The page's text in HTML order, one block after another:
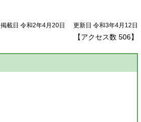
掲載日 令和2年4月20日 更新日 令和3年4月12日
【アクセス数 506】